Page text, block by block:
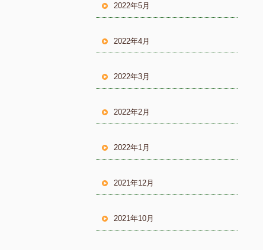
2022年5月
2022年4月
2022年3月
2022年2月
2022年1月
2021年12月
2021年10月